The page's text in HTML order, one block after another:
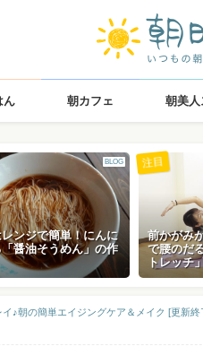
ん 朝カフェ 朝美人
BLOG
ンジで簡単！にんに
醤油そうめん」の作
前かがみ
で腰のだ
トレッチ」
注目
イ♪朝の簡単エイジングケア＆メイク [更新終